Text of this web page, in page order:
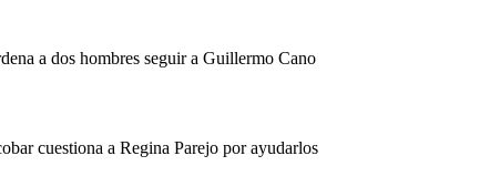
a dos hombres seguir a Guillermo Cano
cuestiona a Regina Parejo por ayudarlos